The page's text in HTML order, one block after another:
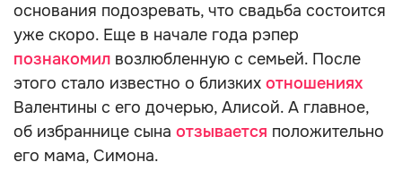
основания подозревать, что свадьба состоится
уже скоро. Еще в начале года рэпер
познакомил возлюбленную с семьей. После
этого стало известно о близких отношениях
Валентины с его дочерью, Алисой. А главное,
об избраннице сына отзывается положительно
его мама, Симона.